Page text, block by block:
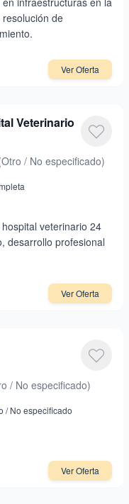
de
Ver Oferta
Veterinario
Otro / No especificado)
veterinario 24
desarrollo profesional
Ver Oferta
/ No especificado)
/ No especificado
Ver Oferta